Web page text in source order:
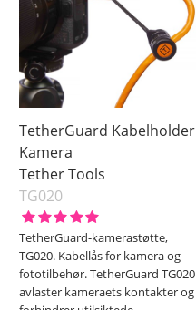
TetherGuard Kabelholder
Kamera
Tether Tools
TG020
TetherGuard-kamerastøtte,
TG020. Kabellås for kamera og
fototilbehør. TetherGuard TG020
avlaster kameraets kontakter og